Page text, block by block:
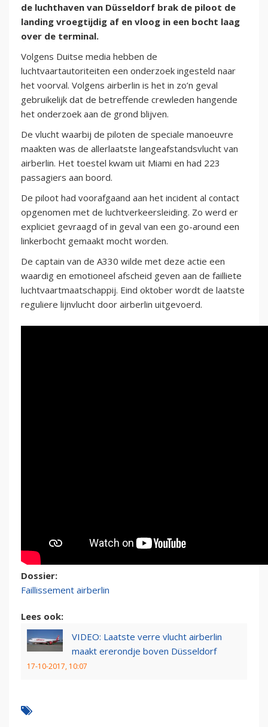
de luchthaven van Düsseldorf brak de piloot de
landing vroegtijdig af en vloog in een bocht laag
over de terminal.
Volgens Duitse media hebben de
luchtvaartautoriteiten een onderzoek ingesteld naar
het voorval. Volgens airberlin is het in zo’n geval
gebruikelijk dat de betreffende crewleden hangende
het onderzoek aan de grond blijven.
De vlucht waarbij de piloten de speciale manoeuvre
maakten was de allerlaatste langeafstandsvlucht van
airberlin. Het toestel kwam uit Miami en had 223
passagiers aan boord.
De piloot had voorafgaand aan het incident al contact
opgenomen met de luchtverkeersleiding. Zo werd er
expliciet gevraagd of in geval van een go-around een
linkerbocht gemaakt mocht worden.
De captain van de A330 wilde met deze actie een
waardig en emotioneel afscheid geven aan de failliete
luchtvaartmaatschappij. Eind oktober wordt de laatste
reguliere lijnvlucht door airberlin uitgevoerd.
Dossier:
Faillissement airberlin
Lees ook:
VIDEO: Laatste verre vlucht airberlin
maakt ererondje boven Düsseldorf
17-10-2017, 10:07